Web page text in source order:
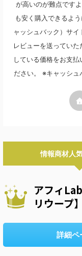
が高いのが難点です
も安く購入できるよ
ャッシュバック）サイ
レビューを送ってい
している価格をお支払
ださい。 ※キャッシュ
情報商材人
アフィ
リウープ】
詳細ペ